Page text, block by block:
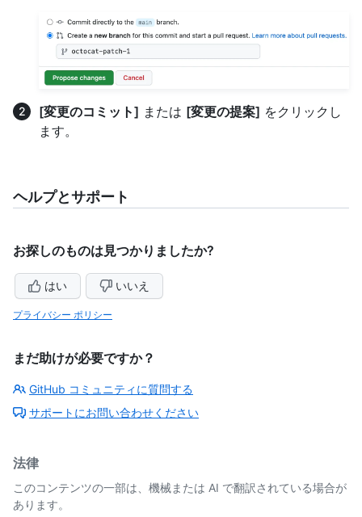
[変更のコミット] または [変更の提案] をクリックし
ます。
ヘルプとサポート
お探しのものは見つかりましたか?
はい いいえ
プライバシー ポリシー
まだ助けが必要ですか？
GitHub コミュニティに質問する
サポートにお問い合わせください
法律
このコンテンツの一部は、機械または AI で翻訳されている場合が
あります。